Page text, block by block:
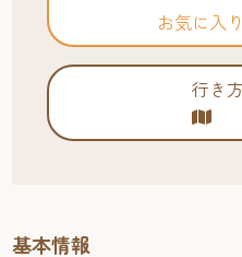
お気に入
行き
基本情報